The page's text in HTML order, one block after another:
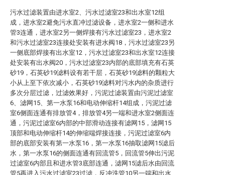
污水过滤装置由进水室2、污水过滤室23和出水室12组
成，进水室2避免污水直冲过滤设备，进水室2一侧和进水
管3连通，进水室2另一侧焊接有污水过滤室23，进水室2
和污水过滤室23连接处安装有进水阀18，污水过滤室23另
一侧底部焊接有出水室12，污水过滤室23和出水室12连接
处安装有出水阀20，污水过滤室23内部的底部填充有石英
砂19，石英砂19滤料设有若干层，石英砂19滤料的颗粒大
小从上至下依次减小，石英砂19滤料对污水内的杂质进行
多次分层过滤，过滤效果好，污泥过滤装置由污泥过滤室
6、滤网15、第一水泵16和电动伸缩杆14组成，污泥过滤
室6侧面连通有排放管4，排放管4另一端和进水室2侧面连
通，污泥过滤室6内部的中部滑动连接有滤网15，滤网15
顶部和电动伸缩杆14的伸缩端焊接连接，污泥过滤室6内
部的底部安装有第一水泵16，第一水泵16抽取滤网15滤后
水，第一水泵16的侧面连通有回流管5，回流管5伸出污泥
过滤室6内部且和进水管3底部连通，滤网15滤后水由回流
管5再进入污水过滤室23过滤，反冲洗管10另一端和出水